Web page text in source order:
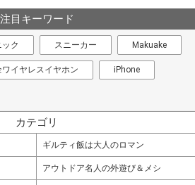
注目キーワード
ク スニーカー Makuake
ワイヤレスイヤホン iPhone
カテゴリ
ギルティ飯は大人のロマン
アウトドア名人の外遊び＆メシ